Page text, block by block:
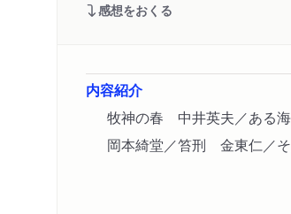
感想をおくる
内容紹介
牧神の春 中井英夫／ある
岡本綺堂／笞刑 金東仁／